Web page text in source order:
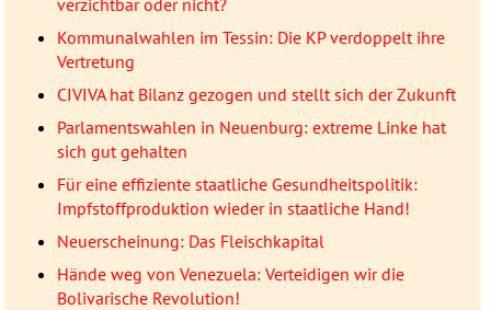
Kommunalwahlen im Tessin: Die KP verdoppelt ihre
Vertretung
CIVIVA hat Bilanz gezogen und stellt sich der Zukunft
Parlamentswahlen in Neuenburg: extreme Linke hat
sich gut gehalten
Für eine effiziente staatliche Gesundheitspolitik:
Impfstoffproduktion wieder in staatliche Hand!
Neuerscheinung: Das Fleischkapital
Hände weg von Venezuela: Verteidigen wir die
Bolivarische Revolution!